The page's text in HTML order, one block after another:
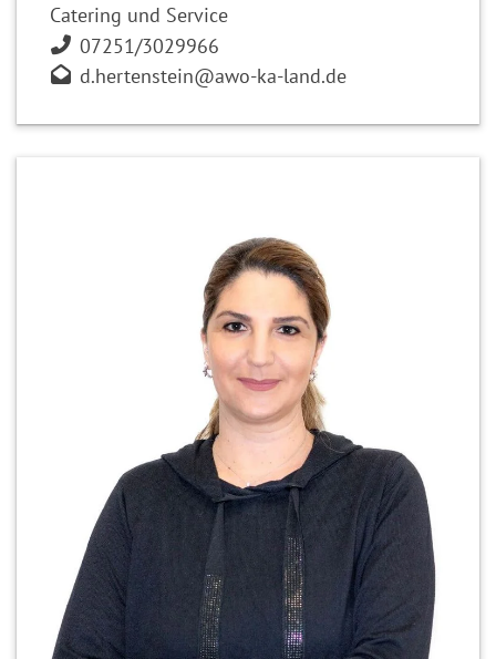
Catering und Service
07251/3029966
d.hertenstein@awo-ka-land.de